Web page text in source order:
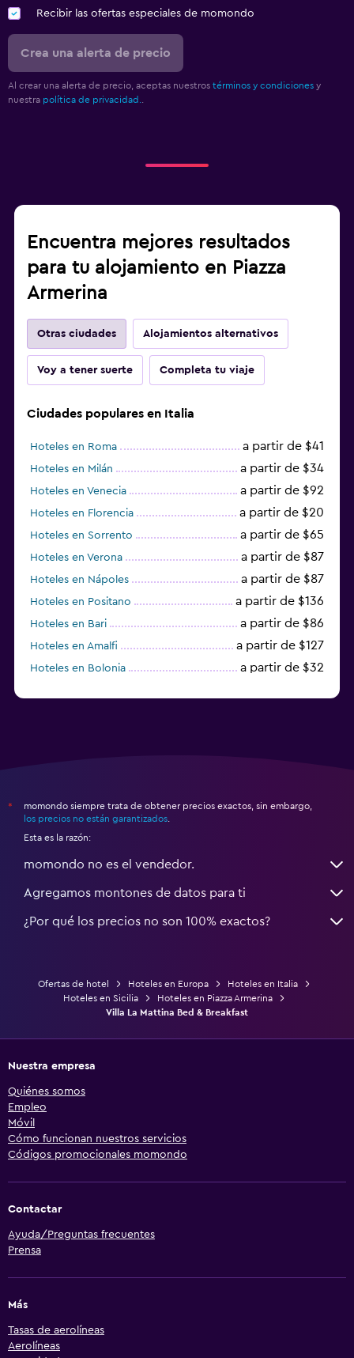
Recibir las ofertas especiales de momondo
Crea una alerta de precio
Al crear una alerta de precio, aceptas nuestros términos y condiciones y
nuestra política de privacidad.
Encuentra mejores resultados
para tu alojamiento en Piazza
Armerina
Otras ciudades Alojamientos alternativos
Voy a tener suerte Completa tu viaje
Ciudades populares en Italia
Hoteles en Roma a partir de $41
Hoteles en Milán a partir de $34
Hoteles en Venecia a partir de $92
Hoteles en Florencia a partir de $20
Hoteles en Sorrento a partir de $65
Hoteles en Verona a partir de $87
Hoteles en Nápoles a partir de $87
Hoteles en Positano a partir de $136
Hoteles en Bari a partir de $86
Hoteles en Amalfi a partir de $127
Hoteles en Bolonia a partir de $32
*
momondo siempre trata de obtener precios exactos, sin embargo,
los precios no están garantizados
Esta es la razón:
momondo no es el vendedor.
Agregamos montones de datos para ti
¿Por qué los precios no son 100% exactos?
Ofertas de hotel Hoteles en Europa
Hoteles en Italia
Hoteles en Sicilia
Hoteles en Piazza Armerina
Villa La Mattina Bed & Breakfast
Nuestra empresa
Quiénes somos
Empleo
Móvil
Cómo funcionan nuestros servicios
Códigos promocionales momondo
Contactar
Ayuda/Preguntas frecuentes
Prensa
Más
Tasas de aerolíneas
Aerolíneas